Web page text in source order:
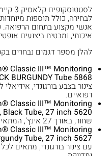
לבחירה, כולל תוספות
אנשי מקצוע בתחום הרפואה.
איכותי, ומבטיח ביצועים
להלן מספר דגמים נבחרים
Classic III™ Monitoring
BURGUNDY Tube 5868
צינור בצבע בורגונדי,
רפואיים.
Classic III™ Monitoring
Black Tube, 27 inch 5620
שחור, באורך 27 אינץ', המתאים לשימוש כלל רפואי.
Classic III™ Monitoring
Tube, 27 inch 5627
עם צינור בורגונדי, מתאים